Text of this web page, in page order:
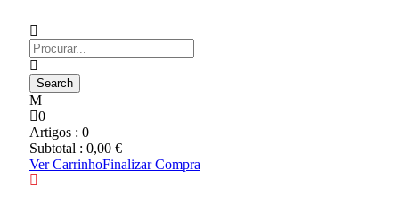
0
Artigos : 0
Subtotal : 0,00 €
Ver CarrinhoFinalizar Compra